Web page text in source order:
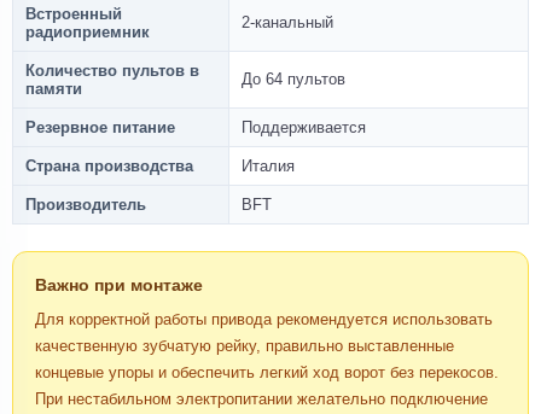
Встроенный
радиоприемник
2-канальный
Количество пультов в
памяти
До 64 пультов
Резервное питание Поддерживается
Страна производства Италия
Производитель BFT
Важно при монтаже
Для корректной работы привода рекомендуется использовать
качественную зубчатую рейку, правильно выставленные
концевые упоры и обеспечить легкий ход ворот без перекосов.
При нестабильном электропитании желательно подключение